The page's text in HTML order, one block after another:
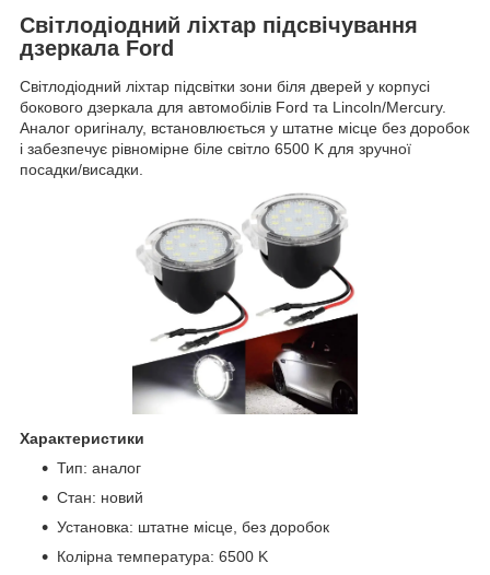
Світлодіодний ліхтар підсвічування
дзеркала Ford
Світлодіодний ліхтар підсвітки зони біля дверей у корпусі
бокового дзеркала для автомобілів Ford та Lincoln/Mercury.
Аналог оригіналу, встановлюється у штатне місце без доробок
і забезпечує рівномірне біле світло 6500 K для зручної
посадки/висадки.
Характеристики
Тип: аналог
Стан: новий
Установка: штатне місце, без доробок
Колірна температура: 6500 K